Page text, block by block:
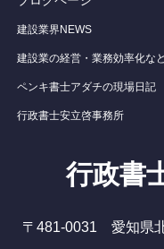
建設業界NEWS
建設業の経営・業務効率化な
ペンキ書士アダチの現場日記
行政書士安立啓事務所
行政書
〒481-0031 愛知県